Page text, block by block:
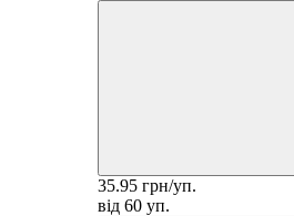
35.95 грн/уп.
від 60 уп.